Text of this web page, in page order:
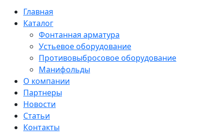
Главная
Каталог
Фонтанная арматура
Устьевое оборудование
Противовыбросовое оборудование
Манифольды
О компании
Партнеры
Новости
Статьи
Контакты